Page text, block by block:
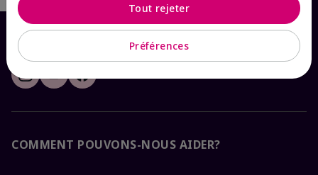
COMMENT POUVONS-NOUS AIDER?
Préférences
Tout rejeter